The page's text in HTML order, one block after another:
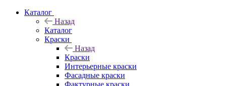
Каталог
Назад
Каталог
Краски
Назад
Краски
Интерьерные краски
Фасадные краски
Фактурные краски